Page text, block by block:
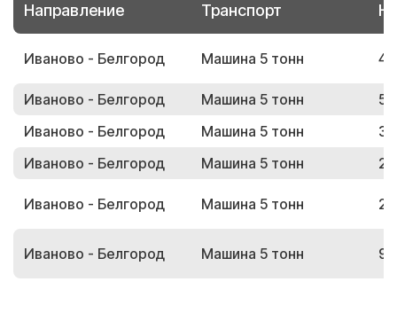
Направление Транспорт
Иваново - Белгород Машина 5 тонн
Иваново - Белгород Машина 5 тонн
Иваново - Белгород
Машина 5 тонн
Иваново - Белгород
Машина 5 тонн
Иваново - Белгород Машина 5 тонн
Иваново - Белгород Машина 5 тонн